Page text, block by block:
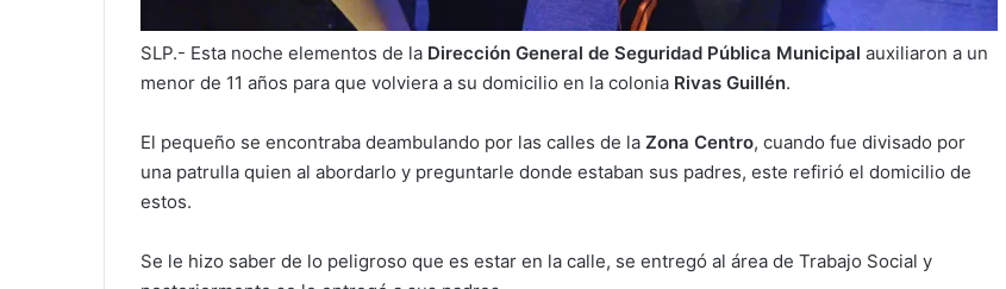
SLP.- Esta noche elementos de la Dirección General de Seguridad Pública Municipal auxiliaron a un
menor de 11 años para que volviera a su domicilio en la colonia Rivas Guillén.
El pequeño se encontraba deambulando por las calles de la Zona Centro, cuando fue divisado por
una patrulla quien al abordarlo y preguntarle donde estaban sus padres, este refirió el domicilio de
estos.
Se le hizo saber de lo peligroso que es estar en la calle, se entregó al área de Trabajo Social y
Ruth González destaca impacto del